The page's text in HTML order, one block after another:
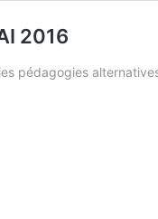
2016
pédagogies